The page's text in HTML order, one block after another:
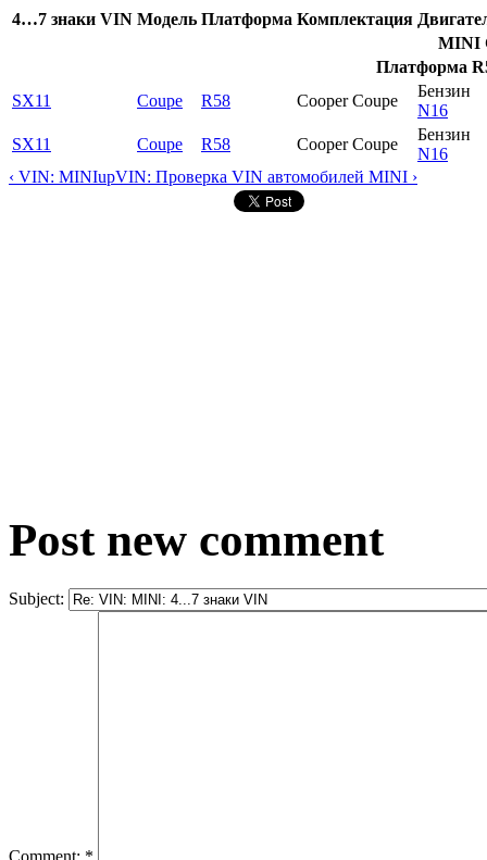
4…7 знаки VIN Модель Платформа Комплектация
MINI
Платформа
SX11
Coupe R58 Cooper Coupe
Бензин
N16
SX11
Coupe R58 Cooper Coupe
Бензин
N16
‹ VIN: MINIupVIN: Проверка VIN автомобилей MINI ›
Post new comment
Subject:
Comment: *